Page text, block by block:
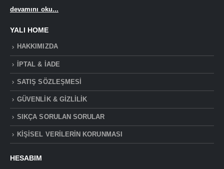
devamını oku...
YALI HOME
HAKKIMIZDA
İPTAL & İADE
SATIŞ SÖZLEŞMESİ
GÜVENLİK & GİZLİLİK
SIKÇA SORULAN SORULAR
KİŞİSEL VERİLERİN KORUNMASI
HESABIM